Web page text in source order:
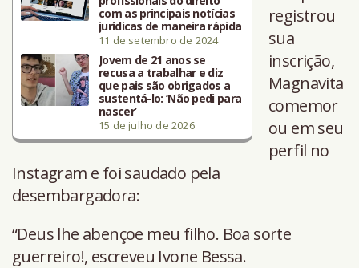
com as principais notícias
jurídicas de maneira rápida
11 de setembro de 2024
Jovem de 21 anos se
recusa a trabalhar e diz
que pais são obrigados a
sustentá-lo: ‘Não pedi para
nascer’
15 de julho de 2026
registrou
sua
inscrição,
Magnavita
comemor
ou em seu
perfil no
Instagram e foi saudado pela
desembargadora:
“Deus lhe abençoe meu filho. Boa sorte
guerreiro!, escreveu Ivone Bessa.